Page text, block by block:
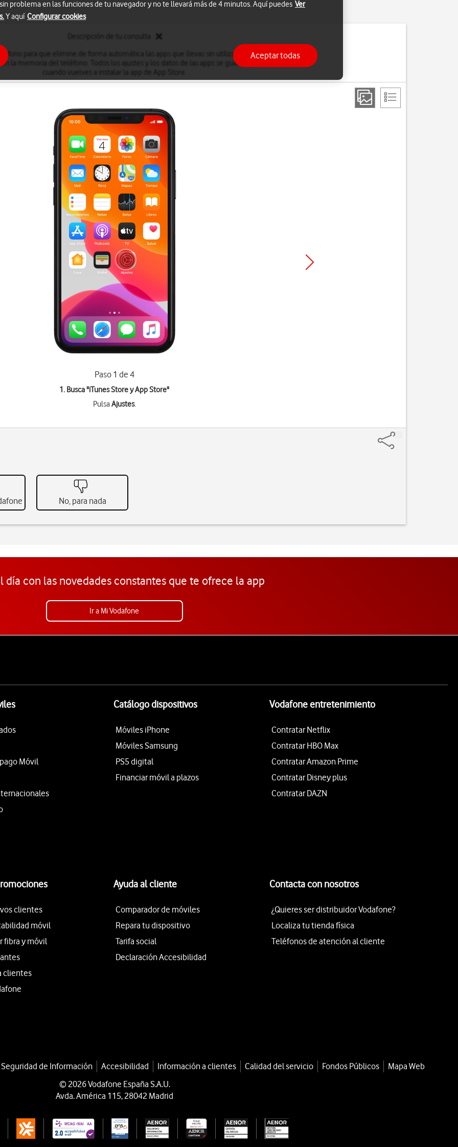
para que elimine de forma automática las apps que llevas sin utilizar mucho tiempo para
la memoria del teléfono. Todos los ajustes y los datos de las apps se guardan y se restauran
cuando vuelves a instalar la app de App Store.
Paso 1 de 4
1. Busca "iTunes Store y App Store"
PulsaAjustes.
No, para nada
día con las novedades constantes que te ofrece la app
Ir a Mi Vodafone
Móvil
Catálogo dispositivos
Móviles iPhone
Móviles Samsung
PS5 digital
Financiar móvil a plazos
Vodafone entretenimiento
Contratar Netflix
Contratar HBO Max
Contratar Amazon Prime
Contratar Disney plus
Contratar DAZN
clientes
móvil
fibra y móvil
clientes
Ayuda al cliente
Comparador de móviles
Repara tu dispositivo
Tarifa social
Declaración Accesibilidad
Contacta con nosotros
¿Quieres ser distribuidor Vodafone?
Localiza tu tienda física
Teléfonos de atención al cliente
de Información Accesibilidad Información a clientes Calidad del servicio Fondos Públicos
Mapa Web
© 2026 Vodafone España S.A.U.
Avda. América 115, 28042 Madrid
problema en las funciones de tu navegador y no te llevará más de 4 minutos. Aquí puedes Ver
Y aquí Configurar cookies
Aceptar todas